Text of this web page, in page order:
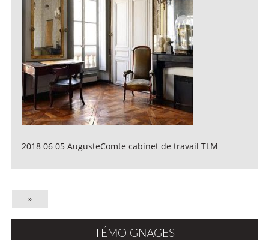
2018 06 05 AugusteComte cabinet de travail TLM
»
TÉMOIGNAGES